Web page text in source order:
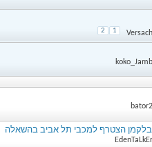
1
2
הצטרף למכבי תל אביב בהשאלה